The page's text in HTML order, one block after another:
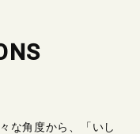
な角度から、「いし